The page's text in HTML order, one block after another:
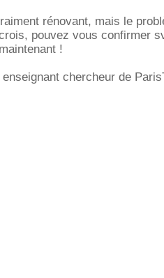
rénovant, mais le
pouvez vous confirmer
!
chercheur de